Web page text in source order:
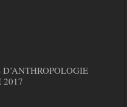
2017